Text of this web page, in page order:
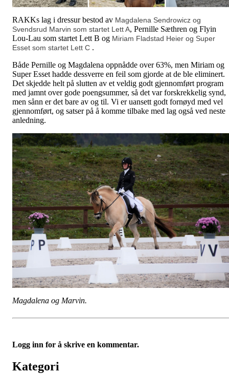
RAKKs lag i dressur bestod av Magdalena Sendrowicz og
Svendsrud Marvin som startet Lett A, Pernille Sæthren og Flyin
Lou-Lau som startet Lett B og Miriam Fladstad Heier og Super
Esset som startet Lett C .
Både Pernille og Magdalena oppnådde over 63%, men Miriam og
Super Esset hadde dessverre en feil som gjorde at de ble eliminert.
Det skjedde helt på slutten av et veldig godt gjennomført program
med jamnt over gode poengsummer, så det var forskrekkelig synd,
men sånn er det bare av og til. Vi er uansett godt fornøyd med vel
gjennomført, og satser på å komme tilbake med lag også ved neste
anledning.
Magdalena og Marvin.
Logg inn for å skrive en kommentar.
Kategori